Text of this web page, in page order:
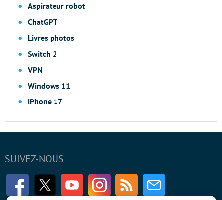
Aspirateur robot
ChatGPT
Livres photos
Switch 2
VPN
Windows 11
iPhone 17
SUIVEZ-NOUS
FacebookTwitter Youtube InstagramRSS Newsletter